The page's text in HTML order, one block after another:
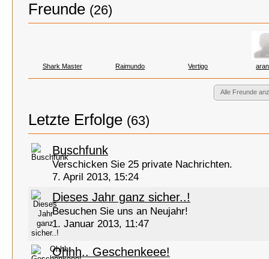
Freunde (26)
Shark Master Raimundo Vertigo
Alle Freunde
Letzte Erfolge (63)
Buschfunk
Verschicken Sie 25 private Nachrichten.
7. April 2013, 15:24
Dieses Jahr ganz sicher..!
Besuchen Sie uns an Neujahr!
1. Januar 2013, 11:47
Ohhh.. Geschenkeee!